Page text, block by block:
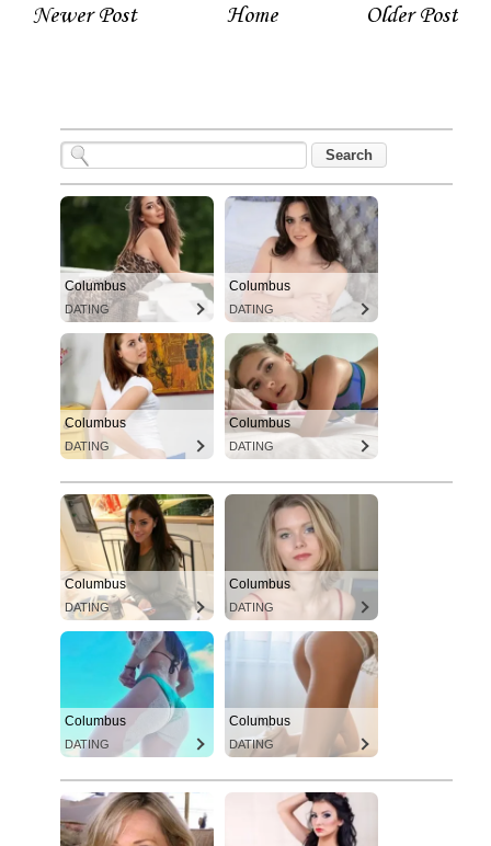
Newer Post Older Post
Home
Columbus
DATING
Columbus
DATING
Columbus
DATING
Columbus
DATING
Columbus
DATING
Columbus
DATING
Columbus
DATING
Columbus
DATING